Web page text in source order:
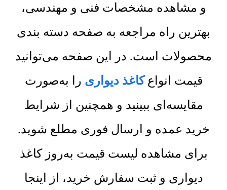
و مشاهده مشخصات فنی و مهندسی،
بهترین راه مراجعه به صفحه دسته بندی
محصولات است. در این صفحه می‌توانید
قیمت انواعکاغذ دیواری را به‌صورت
مقایسه‌ای ببینید و همچنین از شرایط
خرید عمده و ارسال فوری مطلع شوید.
برای مشاهده لیست قیمت به‌روز کاغذ
دیواری و ثبت سفارش خرید، از اینجا